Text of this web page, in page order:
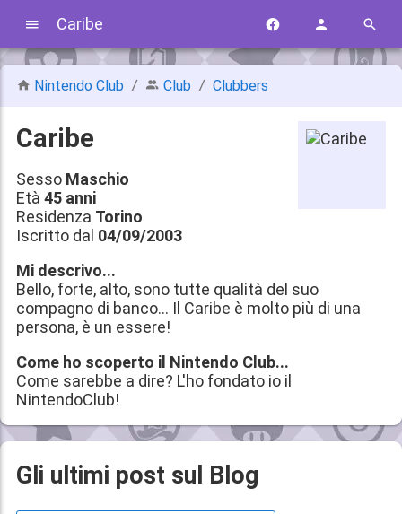
Caribe
Nintendo Club Club Clubbers
Caribe
Sesso Maschio
Età 45 anni
Residenza Torino
Iscritto dal 04/09/2003
Mi descrivo...
Bello, forte, alto, sono tutte qualità del suo
compagno di banco... Il Caribe è molto più di una
persona, è un essere!
Come ho scoperto il Nintendo Club...
Come sarebbe a dire? L'ho fondato io il
NintendoClub!
Gli ultimi post sul Blog